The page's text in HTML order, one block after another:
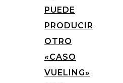
PUEDE
PRODUCIR
OTRO
«CASO
VUELING»